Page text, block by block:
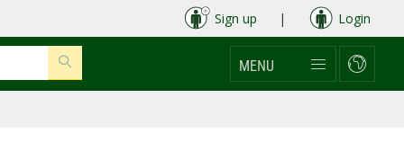
Sign up | Login
MENU